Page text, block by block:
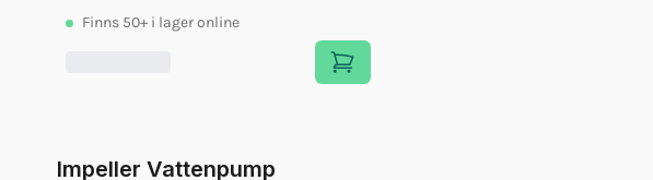
Finns 50+ i lager online
Impeller Vattenpump